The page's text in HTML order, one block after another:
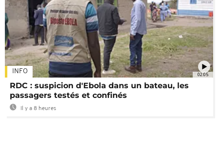
02:05
INFO
RDC : suspicion d'Ebola dans un bateau, les
passagers testés et confinés
Il y a 8 heures